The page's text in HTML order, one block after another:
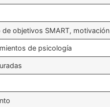
objetivos SMART, motivación
de psicología